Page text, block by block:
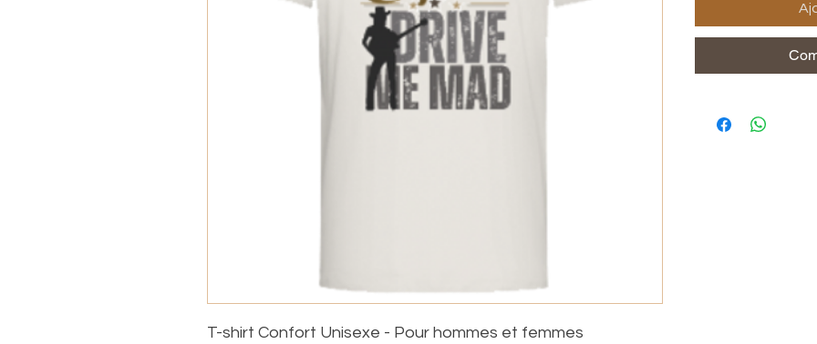
T-shirt Confort Unisexe - Pour hommes et femmes